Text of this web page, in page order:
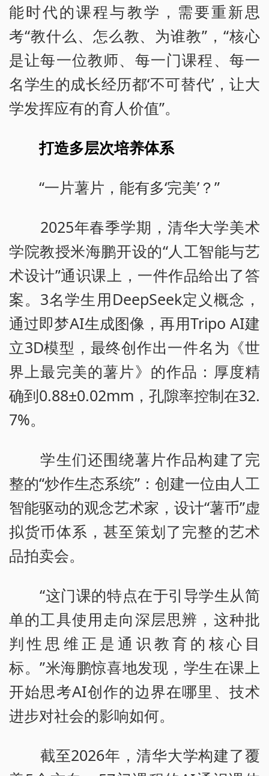
能时代的课程与教学，需要重新思
考“教什么、怎么教、为谁教”，“核心
是让每一位教师、每一门课程、每一
名学生的成长经历都‘不可替代’，让大
学发挥应有的育人价值”。
打造多层次培养体系
“一片薯片，能有多‘完美’？”
2025年春季学期，清华大学美术
学院教授米海鹏开设的“人工智能与艺
术设计”通识课上，一件作品给出了答
案。3名学生用DeepSeek定义概念，
通过即梦AI生成图像，再用Tripo AI建
立3D模型，最终创作出一件名为《世
界上最完美的薯片》的作品：厚度精
确到0.88±0.02mm，孔隙率控制在32.
7%。
学生们还围绕薯片作品构建了完
整的“炒作生态系统”：创建一位由人工
智能驱动的观念艺术家，设计“薯币”虚
拟货币体系，甚至策划了完整的艺术
品拍卖会。
“这门课的特点在于引导学生从简
单的工具使用走向深层思辨，这种批
判性思维正是通识教育的核心目
标。”米海鹏惊喜地发现，学生在课上
开始思考AI创作的边界在哪里、技术
进步对社会的影响如何。
截至2026年，清华大学构建了覆